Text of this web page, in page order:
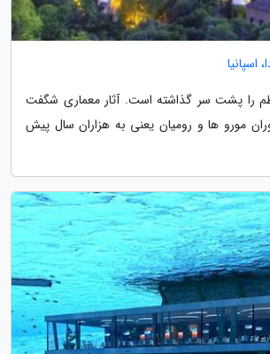
اسپانیا
را پشت سر گذاشته است. آثار معماری شگفت
مورو ها و رومیان یعنی به هزاران سال پیش